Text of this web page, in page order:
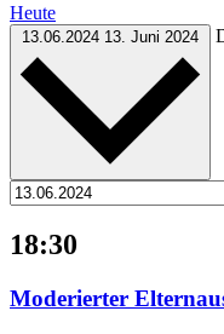
Heute
13.06.2024 13. Juni 2024
18:30
Moderierter